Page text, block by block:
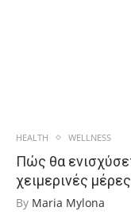
HEALTH WELLNESS
Πώς θα
χειμερινές
By Maria Mylona